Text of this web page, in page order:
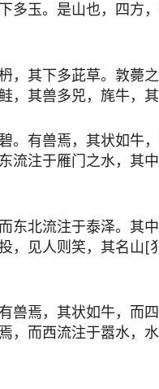
多玉。是山也，四方
，其下多茈草。敦薨
，其兽多兕，旄牛，其
有兽焉，其状如牛
流注于雁门之水，其
东北流注于泰泽。其
，见人则笑，其名山[
兽焉，其状如牛，而
，而西流注于嚣水，